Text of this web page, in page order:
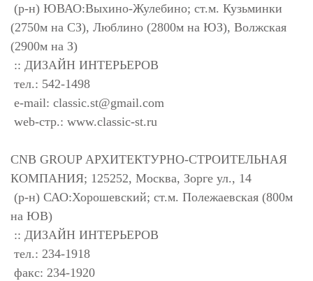
(р-н) ЮВАО:Выхино-Жулебино; ст.м. Кузьминки
(2750м на СЗ), Люблино (2800м на ЮЗ), Волжская
(2900м на З)
:: ДИЗАЙН ИНТЕРЬЕРОВ
тел.: 542-1498
e-mail: classic.st@gmail.com
web-стр.: www.classic-st.ru
CNB GROUP АРХИТЕКТУРНО-СТРОИТЕЛЬНАЯ
КОМПАНИЯ; 125252, Москва, Зорге ул., 14
(р-н) САО:Хорошевский; ст.м. Полежаевская (800м
на ЮВ)
:: ДИЗАЙН ИНТЕРЬЕРОВ
тел.: 234-1918
факс: 234-1920